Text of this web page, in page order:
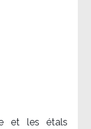
et les étals